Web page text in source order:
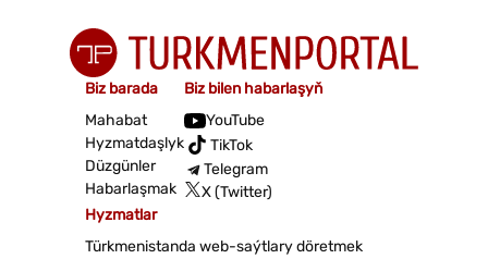
Biz barada
Mahabat
Hyzmatdaşlyk
Düzgünler
Habarlaşmak
Biz bilen habarlaşyň
YouTube
TikTok
Telegram
X (Twitter)
Hyzmatlar
Türkmenistanda web-saýtlary döretmek